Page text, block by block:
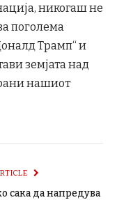
никогаш не
поголема
Трамп“ и
земјата над
нашиот
сака да напредува